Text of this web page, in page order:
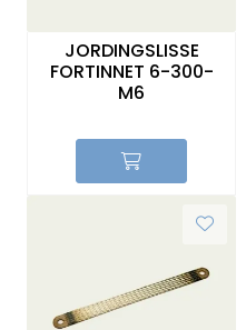
JORDINGSLISSE
FORTINNET 6-300-
M6